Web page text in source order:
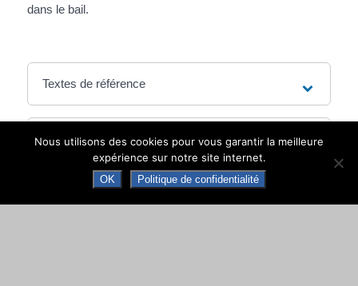
dans le bail.
Textes de référence
Et aussi
Troubles de voisinage : bruits de
comportement
Nous utilisons des cookies pour vous garantir la meilleure
expérience sur notre site internet.
OK Politique de confidentialité